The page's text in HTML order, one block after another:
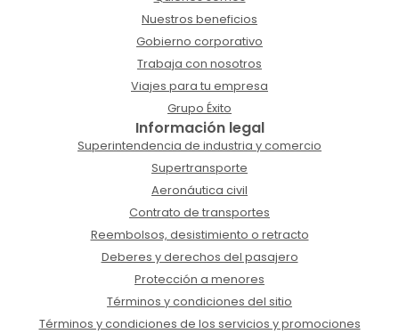
Nuestros beneficios
Gobierno corporativo
Trabaja con nosotros
Viajes para tu empresa
Grupo Éxito
Información legal
Superintendencia de industria y comercio
Supertransporte
Aeronáutica civil
Contrato de transportes
Reembolsos, desistimiento o retracto
Deberes y derechos del pasajero
Protección a menores
Términos y condiciones del sitio
Términos y condiciones de los servicios y promociones